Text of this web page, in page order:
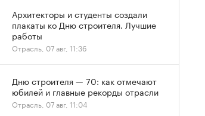
Архитекторы и студенты создали
плакаты ко Дню строителя. Лучшие
работы
Отрасль, 07 авг, 11:36
Дню строителя — 70: как отмечают
юбилей и главные рекорды отрасли
Отрасль, 07 авг, 11:04